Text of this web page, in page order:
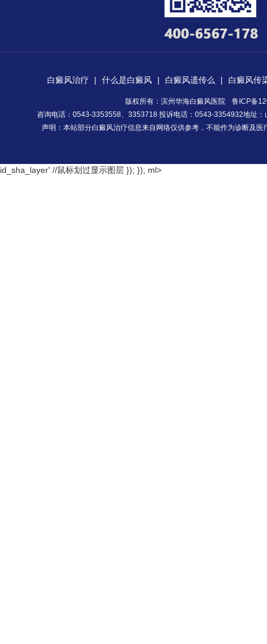
白癜风治疗 | 什么是白癜风 | 白癜风遗传么 | 白癜风传
版权所有：滨州华海白癜风医院
鲁ICP备
咨询电话：0543-3353558、3353718 投诉电话：0543-3354932地址
声明：本站部分白癜风治疗信息来自网络仅供参考，不能作为诊断及
id_sha_layer' //鼠标划过显示图层 }); }); ml>